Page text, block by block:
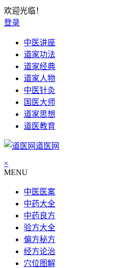
欢迎光临！
登录
中医讲座
道家功法
道家经典
道家人物
中医针灸
国医大师
道家思想
道医教育
道医网
×
MENU
中医医案
中药大全
中药良方
验方大全
偏方秘方
经方论治
穴位图解